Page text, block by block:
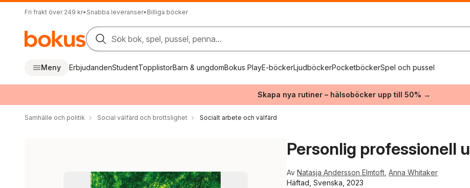
Fri frakt över 249 kr• Snabba leveranser• Billiga böcker
Sök bok, spel, pussel, penna...
Meny ErbjudandenStudentTopplistorBarn & ungdomBokus PlayE-böckerLjudböckerPocketböckerSpel och pussel
Skapa nya rutiner – hälsoböcker upp till 50% →
Samhälle och politik Social välfärd och brottslighet Socialt arbete och välfärd
Personlig professionell
Av Natasja Andersson Elmtoft Anna Whitaker
Häftad, Svenska, 2023